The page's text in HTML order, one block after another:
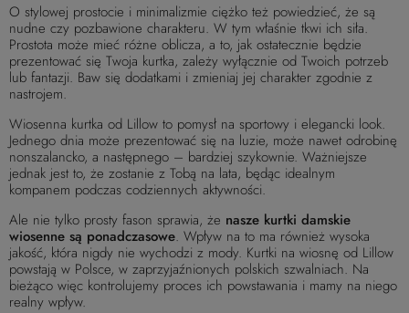
O stylowej prostocie i minimalizmie ciężko też powiedzieć, że są
nudne czy pozbawione charakteru. W tym właśnie tkwi ich siła.
Prostota może mieć różne oblicza, a to, jak ostatecznie będzie
prezentować się Twoja kurtka, zależy wyłącznie od Twoich potrzeb
lub fantazji. Baw się dodatkami i zmieniaj jej charakter zgodnie z
nastrojem.
Wiosenna kurtka od Lillow to pomysł na sportowy i elegancki look.
Jednego dnia może prezentować się na luzie, może nawet odrobinę
nonszalancko, a następnego – bardziej szykownie. Ważniejsze
jednak jest to, że zostanie z Tobą na lata, będąc idealnym
kompanem podczas codziennych aktywności.
Ale nie tylko prosty fason sprawia, że nasze kurtki damskie
wiosenne są ponadczasowe. Wpływ na to ma również wysoka
jakość, która nigdy nie wychodzi z mody. Kurtki na wiosnę od Lillow
powstają w Polsce, w zaprzyjaźnionych polskich szwalniach. Na
bieżąco więc kontrolujemy proces ich powstawania i mamy na niego
realny wpływ.